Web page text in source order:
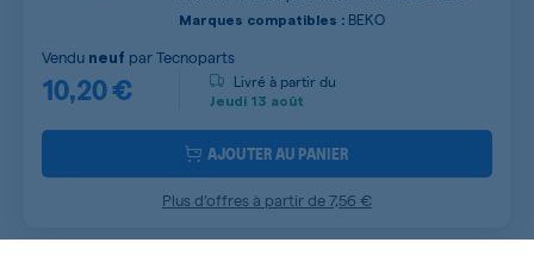
Marques compatibles : BEKO
10,20 €
Vendu neuf parTecnoparts
Livré à partir du
Jeudi 13 août
AJOUTER AU PANIER
Plus d’offres à partir de7,56 €